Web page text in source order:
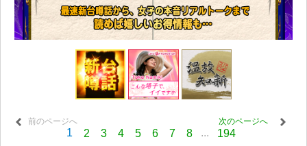
前のページへ
1 2 3 4 5 6 7 8 ... 194
次のページへ